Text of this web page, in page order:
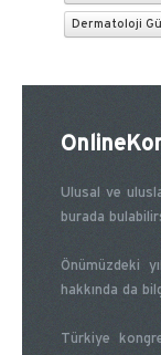
Dermatoloji
Ulusal ve
burada
Önümüzdeki
hakkında da
Türkiye